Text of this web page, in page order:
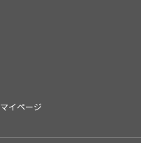
マイページ